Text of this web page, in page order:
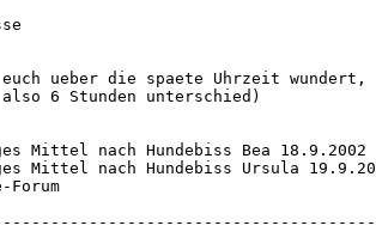
ueber die spaete Uhrzeit
6 Stunden unterschied)
Mittel nach Hundebiss Bea
Mittel nach Hundebiss Ursula
Forum